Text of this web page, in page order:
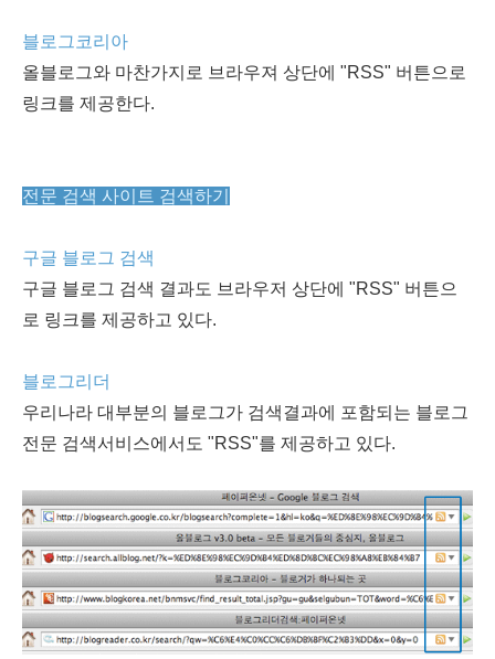
블로그코리아
올블로그와 마찬가지로 브라우져 상단에 "RSS" 버튼으로
링크를 제공한다.
전문 검색 사이트 검색하기
구글 블로그 검색
구글 블로그 검색 결과도 브라우저 상단에 "RSS" 버튼으
로 링크를 제공하고 있다.
블로그리더
우리나라 대부분의 블로그가 검색결과에 포함되는 블로그
전문 검색서비스에서도 "RSS"를 제공하고 있다.